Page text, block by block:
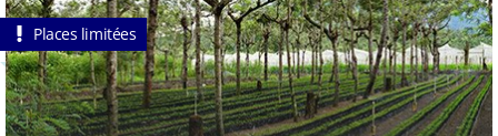
Places limitées